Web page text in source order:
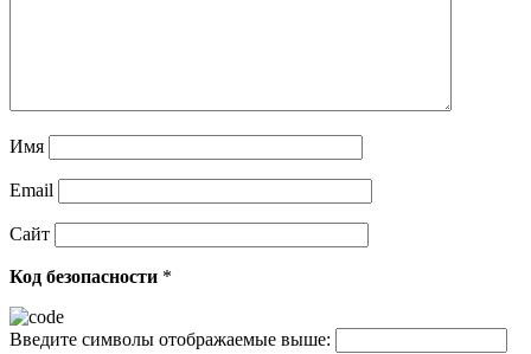
Имя
Email
Сайт
Код безопасности *
Введите символы отображаемые выше: